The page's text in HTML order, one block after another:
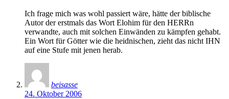
Ich frage mich was wohl passiert wäre, hätte der biblische
Autor der erstmals das Wort Elohim für den HERRn
verwandte, auch mit solchen Einwänden zu kämpfen gehabt.
Ein Wort für Götter wie die heidnischen, zieht das nicht IHN
auf eine Stufe mit jenen herab.
beisasse
24. Oktober 2006